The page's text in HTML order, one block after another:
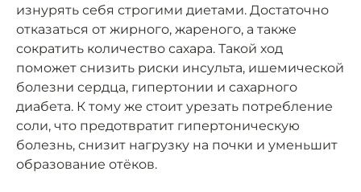
изнурять себя строгими диетами. Достаточно
отказаться от жирного, жареного, а также
сократить количество сахара. Такой ход
поможет снизить риски инсульта, ишемической
болезни сердца, гипертонии и сахарного
диабета. К тому же стоит урезать потребление
соли, что предотвратит гипертоническую
болезнь, снизит нагрузку на почки и уменьшит
образование отёков.